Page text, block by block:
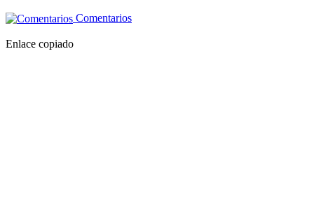
Comentarios
Enlace copiado